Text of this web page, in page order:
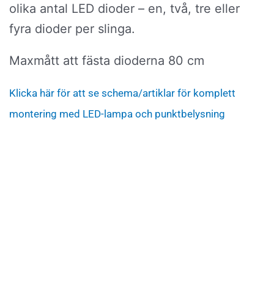
olika antal LED dioder – en, två, tre eller
fyra dioder per slinga.
Maxmått att fästa dioderna 80 cm
Klicka här för att se schema/artiklar för komplett
montering med LED-lampa och punktbelysning